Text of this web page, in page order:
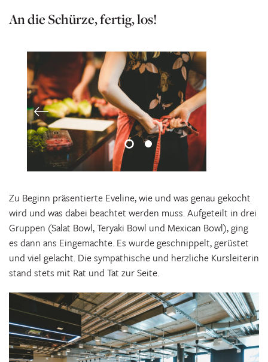
An die Schürze, fertig, los!
Zu Beginn präsentierte Eveline, wie und was genau gekocht
wird und was dabei beachtet werden muss. Aufgeteilt in drei
Gruppen (Salat Bowl, Teryaki Bowl und Mexican Bowl), ging
es dann ans Eingemachte. Es wurde geschnippelt, gerüstet
und viel gelacht. Die sympathische und herzliche Kursleiterin
stand stets mit Rat und Tat zur Seite.